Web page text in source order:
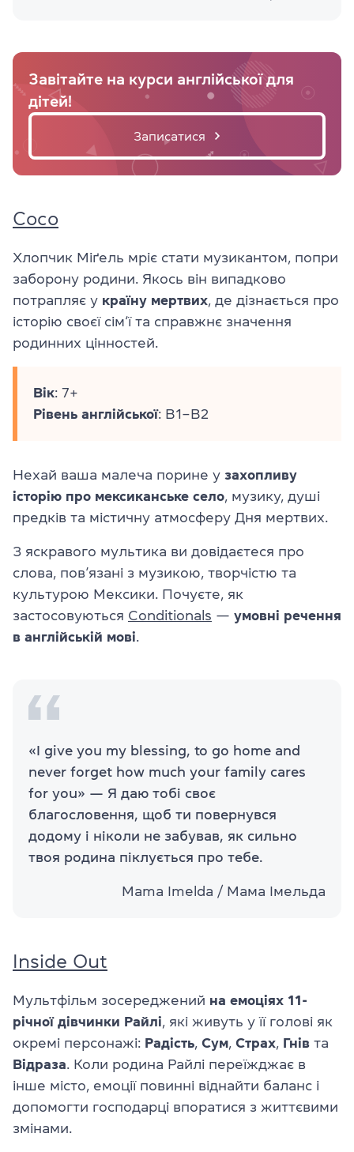
Завітайте на курси англійської для
дітей!
Записатися
Coco
Хлопчик Міґель мріє стати музикантом, попри
заборону родини. Якось він випадково
потрапляє у країну мертвих, де дізнається про
історію своєї сім‘ї та справжнє значення
родинних цінностей.
Вік: 7+
Рівень англійської: B1–B2
Нехай ваша малеча порине у захопливу
історію про мексиканське село, музику, душі
предків та містичну атмосферу Дня мертвих.
З яскравого мультика ви довідаєтеся про
слова, пов’язані з музикою, творчістю та
культурою Мексики. Почуєте, як
застосовуються Conditionals — умовні речення
в англійській мові.
«I give you my blessing, to go home and
never forget how much your family cares
for you» — Я даю тобі своє
благословення, щоб ти повернувся
додому і ніколи не забував, як сильно
твоя родина піклується про тебе.
Mama Imelda / Мама Імельда
Inside Out
Мультфільм зосереджений на емоціях 11-
річної дівчинки Райлі, які живуть у її голові як
окремі персонажі: Радість, Сум, Страх, Гнів та
Відраза. Коли родина Райлі переїжджає в
інше місто, емоції повинні віднайти баланс і
допомогти господарці впоратися з життєвими
змінами.